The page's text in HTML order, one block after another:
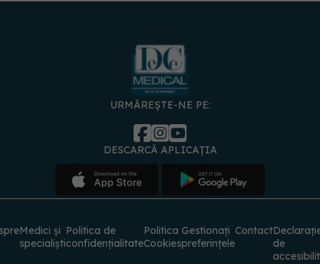
URMĂREȘTE-NE PE:
DESCARCĂ APLICAȚIA
Medici și
specialiști
Politica de
confidențialitate
Politica
Cookies
Gestionați
preferințele
Contact
de